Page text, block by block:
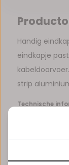
Handig
eindkapje
strip
Technische